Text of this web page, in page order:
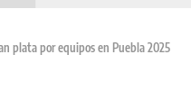
plata por equipos en Puebla 2025